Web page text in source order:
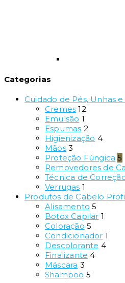
Categorias
Cuidado de Pés, Unhas
Cremes 12
Emulsão 1
Espumas 2
Higienização 4
Mãos 3
Proteção Fúngica 5
Removedores de
Técnica de
Verrugas 1
Produtos de Cabelo
Alisamento 5
Botox Capilar 1
Coloração 5
Condicionador 1
Descolorante 4
Finalizante 4
Máscara 3
Shampoo 5